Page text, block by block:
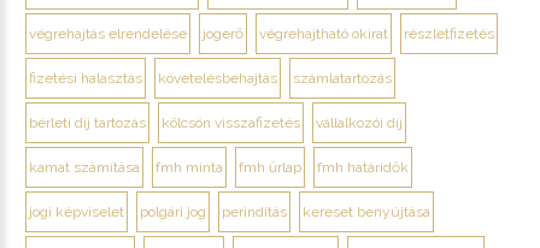
végrehajtás elrendelése jogerő végrehajtható okirat részletfizetés
fizetési halasztás követelésbehajtás számlatartozás
bérleti díj tartozás kölcsön visszafizetés vállalkozói díj
kamat számítása fmh minta fmh űrlap fmh határidők
jogi képviselet polgári jog perindítás kereset benyújtása